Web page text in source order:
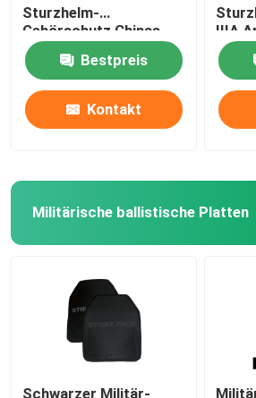
Qualitätskontrolle
Neuigkeiten
Bitte um ein Angebot
Militärische taktische Abnutzung
Militärische taktische
Taktischer ballistischer
Militärische ballistische Platten
Sturzhelm-
Gehörschutz Chinas
Xinxing NIJ IIIA
Schwarz-MICH Airsoft
Bestpreis
Kontakt
IIIA
Militärische ballistische Platten
Schwarzer Militär-